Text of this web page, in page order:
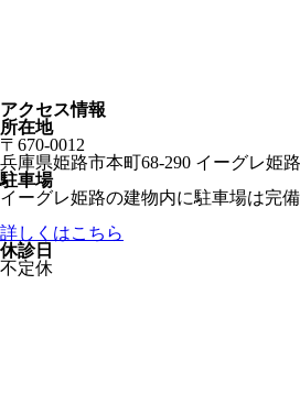
アクセス情報
所在地
〒670-0012
兵庫県姫路市本町68-290 イーグレ姫
駐車場
イーグレ姫路の建物内に駐車場は完
詳しくはこちら
休診日
不定休